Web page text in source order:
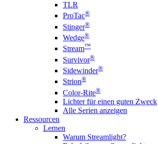
TLR
ProTac®
Stinger®
Wedge®
Stream™
Survivor®
Sidewinder®
Strion®
Color-Rite®
Lichter für einen guten Zweck
Alle Serien anzeigen
Ressourcen
Lernen
Warum Streamlight?